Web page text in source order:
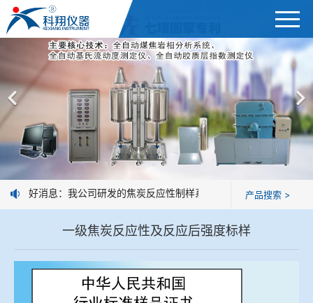
产品展示 ＞
焦炭高温性能检测系统
焦化行业检测及优化配煤设备
球团矿/烧结矿/块矿高温冶金性能检测系统
烧结/球团优化配矿研究设备
高炉配吹煤检测设备
公司简介
新闻中心
企业业绩
视频观赏
好消息：我公司研发的焦炭反应性制样系统，全部制样过程机械
产品搜索 >
一级焦炭反应性及反应后强度标样